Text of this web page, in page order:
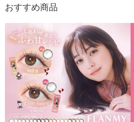
おすすめ商品